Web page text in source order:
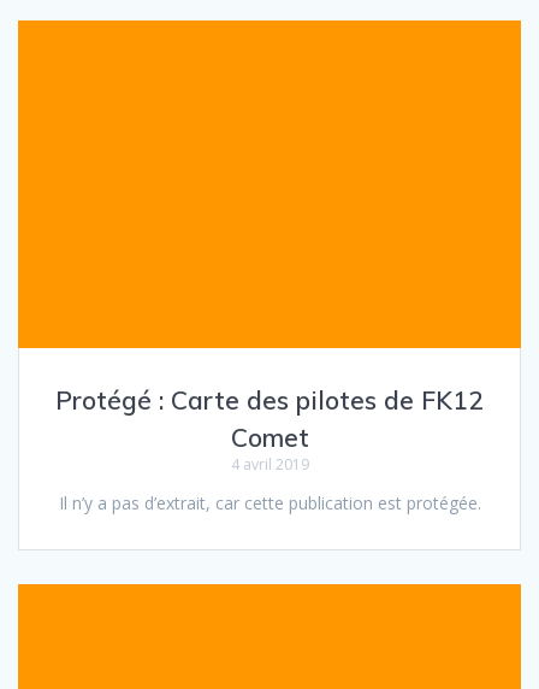
Protégé : Carte des pilotes de FK12
Comet
4 avril 2019
Il n’y a pas d’extrait, car cette publication est protégée.